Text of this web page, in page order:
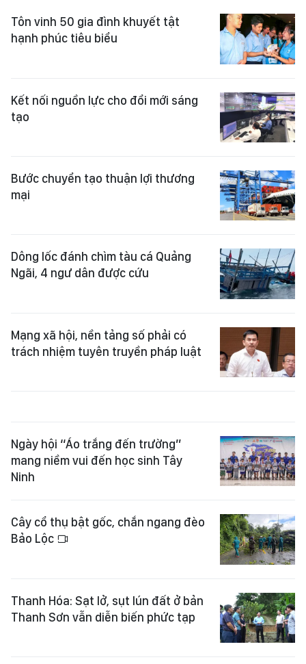
Tôn vinh 50 gia đình khuyết tật
hạnh phúc tiêu biểu
Kết nối nguồn lực cho đổi mới sáng
tạo
Bước chuyển tạo thuận lợi thương
mại
Dông lốc đánh chìm tàu cá Quảng
Ngãi, 4 ngư dân được cứu
Mạng xã hội, nền tảng số phải có
trách nhiệm tuyên truyền pháp luật
Ngày hội “Áo trắng đến trường”
mang niềm vui đến học sinh Tây
Ninh
Cây cổ thụ bật gốc, chắn ngang đèo
Bảo Lộc
Thanh Hóa: Sạt lở, sụt lún đất ở bản
Thanh Sơn vẫn diễn biến phức tạp